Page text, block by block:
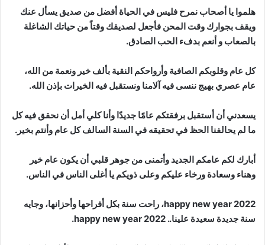
هلموا يا أصحاب نمرح فليس في الحياة أفضل من صديق يسأل عنك
ويقف بجوارك وقت المحن فأجعل لصديقك وقتاً من حياتك الشاغلة
بالصعاب و أنعم بدفء الحب الصادق.
كل عام وقلوبكم الصافية وأرواحكم النقية بألف خير ونعمة من الله،
عام عصري بهيج ننسى فيه آلامنا ونستقبل فيه الخيرات بإذن الله.
يسعدني أن أستقبل برفقتكم عامًا جديدًا وأنا كلي أمل أن نحقق فيه كل
ما لم يحالفنا الحظ في تحقيقه في السنة السالف كل عام وأنتم بخير.
أبارك لكم عامكم الجديد وأتمنى من جوهر قلبي أن يكون عام خير
وهناء وسعادة ورخاء عليكم وعلى ذويكم يا أغلى الناس في الناس.
happy new year 2022، راحت سنة بكل أفراحها وأحزانها، وجايه
سنة جديدة سعيدة علينا.. happy new year 2022.